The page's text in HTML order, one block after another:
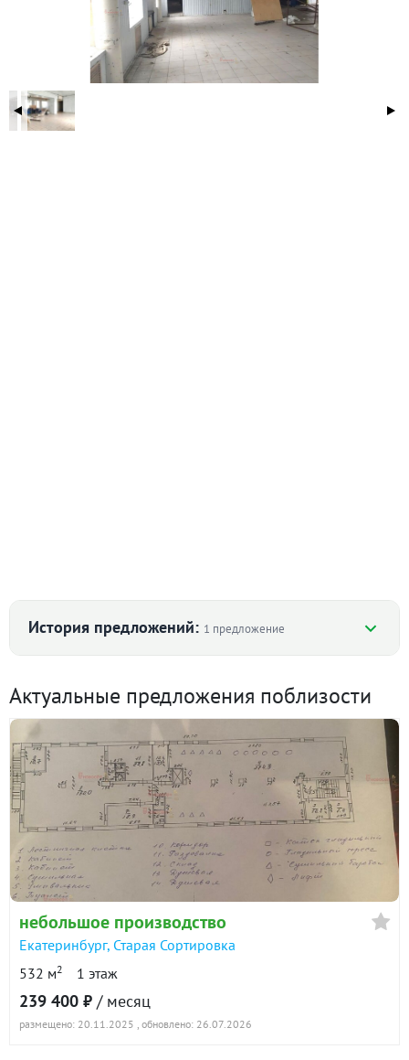
История предложений: 1 предложение
Екатеринбург, ул. Маневровая, 31 (Старая
Сортировка) · 360 м²
1 декабря 2025
90 дн.
в аренде
162 000
Актуальные предложения поблизости
небольшое производство
Екатеринбург, Старая Сортировка
532 м2 1 этаж
239 400 ₽ / месяц
размещено: 20.11.2025 , обновлено: 26.07.2026